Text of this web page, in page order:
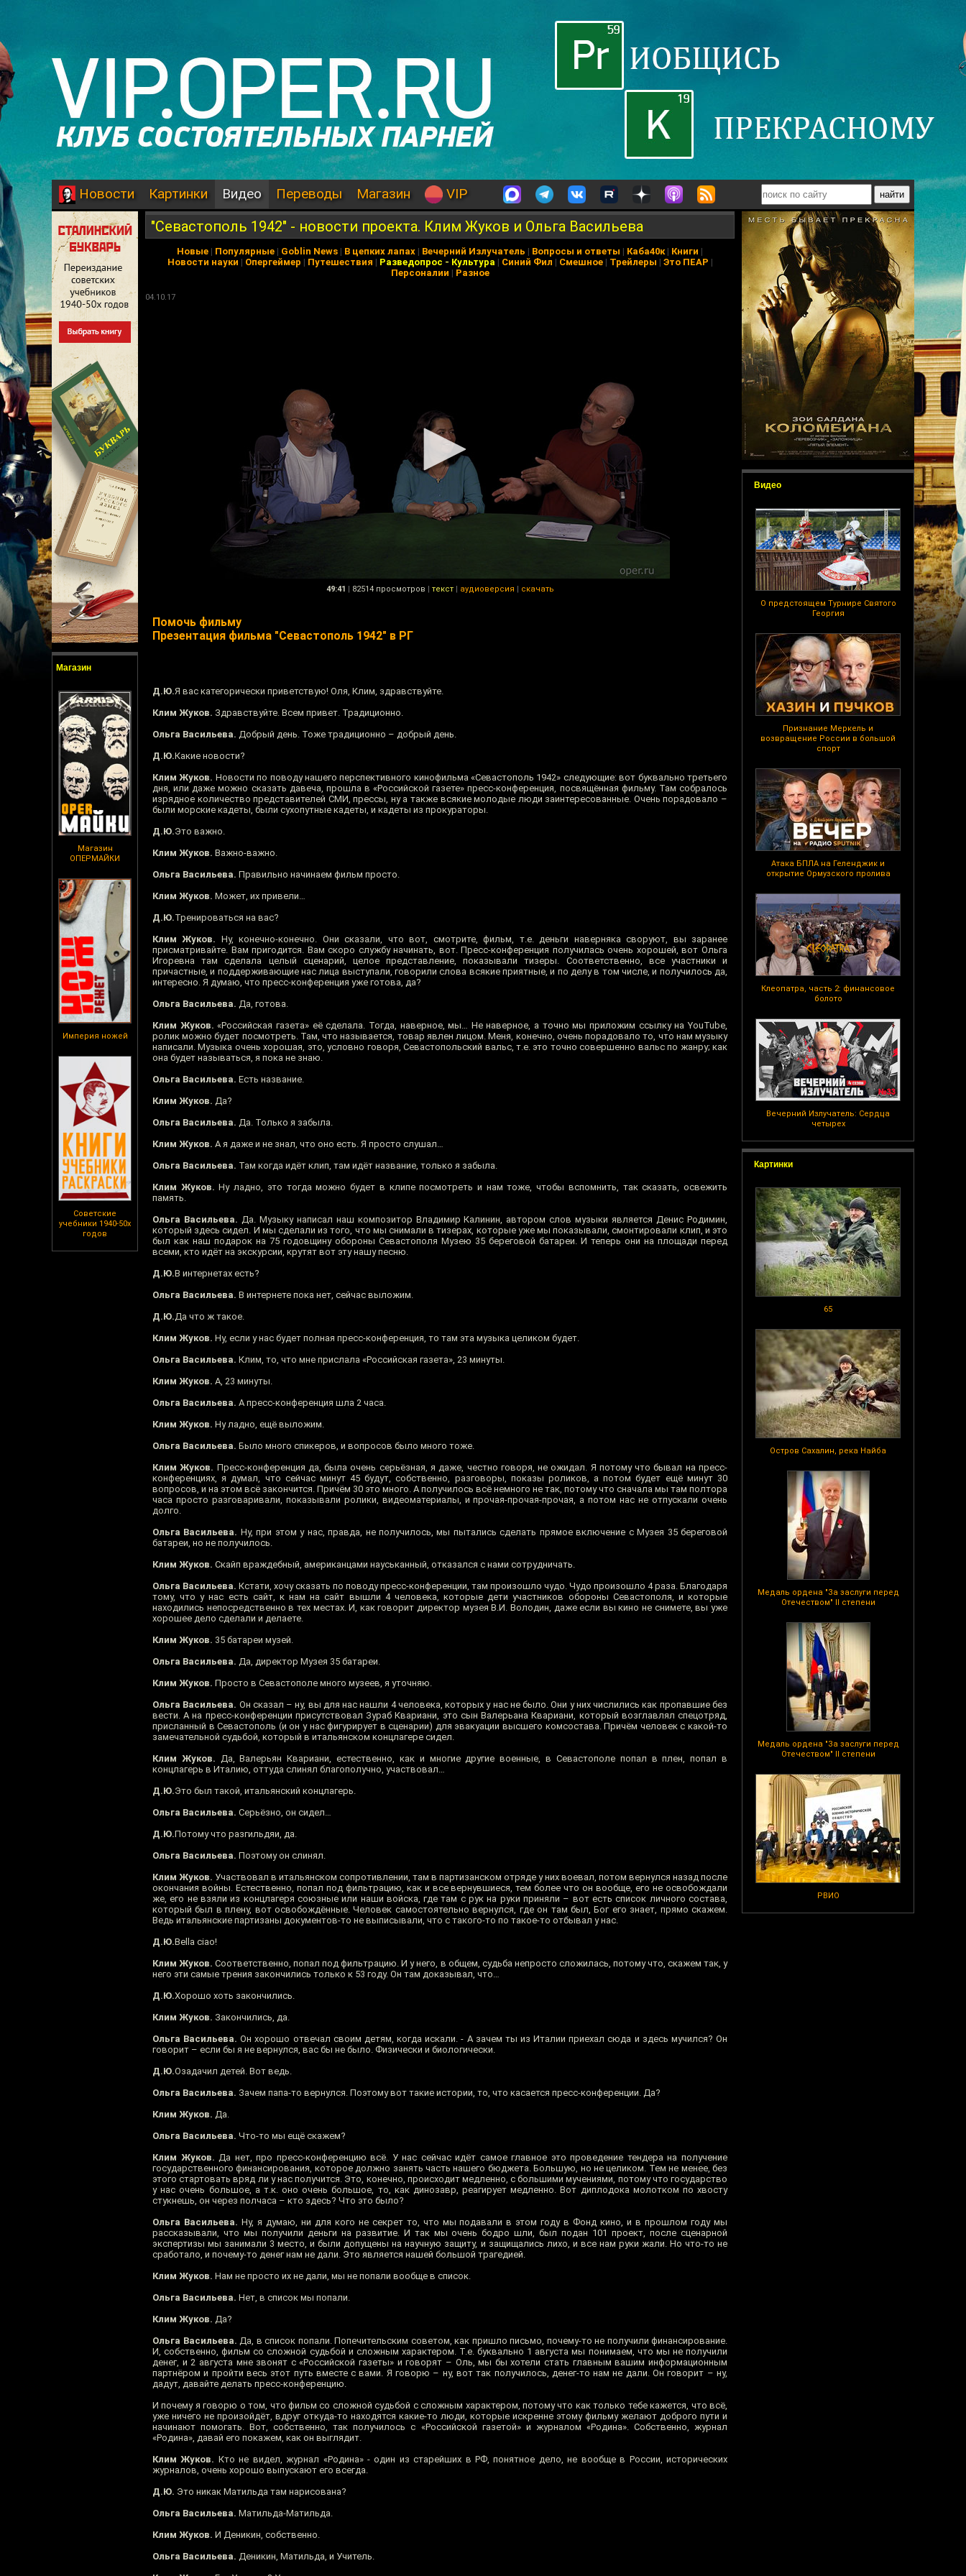
Новости Картинки Видео Переводы Магазин VIP
Магазин
Магазин
ОПЕРМАЙКИ
Империя ножей
Советские
учебники 1940-50х
годов
Видео
О предстоящем Турнире Святого
Георгия
Признание Меркель и
возвращение России в большой
спорт
Атака БПЛА на Геленджик и
открытие Ормузского пролива
Клеопатра, часть 2: финансовое
болото
Вечерний Излучатель: Сердца
четырех
Картинки
65
Остров Сахалин, река Найба
Медаль ордена "За заслуги перед
Отечеством" II степени
Медаль ордена "За заслуги перед
Отечеством" II степени
РВИО
"Севастополь 1942" - новости проекта. Клим Жуков и Ольга Васильева
Новые | Популярные | Goblin News | В цепких лапах | Вечерний Излучатель | Вопросы и ответы | Каба40к| Книги |
Новости науки | Опергеймер | Путешествия | Разведопрос - Культура | Синий Фил | Смешное| Трейлеры | Это ПЕАР |
Персоналии | Разное
04.10.17
49:41 | 82514 просмотров | текст | аудиоверсия | скачать
Помочь фильму
Презентация фильма "Севастополь 1942" в РГ
Д.Ю.Я вас категорически приветствую! Оля, Клим, здравствуйте.
Клим Жуков. Здравствуйте. Всем привет. Традиционно.
Ольга Васильева. Добрый день. Тоже традиционно – добрый день.
Д.Ю.Какие новости?
Клим Жуков. Новости по поводу нашего перспективного кинофильма «Севастополь 1942» следующие: вот буквально третьего
дня, или даже можно сказать давеча, прошла в «Российской газете» пресс-конференция, посвящённая фильму. Там собралось
изрядное количество представителей СМИ, прессы, ну а также всякие молодые люди заинтересованные. Очень порадовало –
были морские кадеты, были сухопутные кадеты, и кадеты из прокураторы.
Д.Ю.Это важно.
Клим Жуков. Важно-важно.
Ольга Васильева. Правильно начинаем фильм просто.
Клим Жуков. Может, их привели…
Д.Ю.Тренироваться на вас?
Клим Жуков. Ну, конечно-конечно. Они сказали, что вот, смотрите, фильм, т.е. деньги наверняка своруют, вы заранее
присматривайте. Вам пригодится. Вам скоро службу начинать, вот. Пресс-конференция получилась очень хорошей, вот Ольга
Игоревна там сделала целый сценарий, целое представление, показывали тизеры. Соответственно, все участники и
причастные, и поддерживающие нас лица выступали, говорили слова всякие приятные, и по делу в том числе, и получилось да,
интересно. Я думаю, что пресс-конференция уже готова, да?
Ольга Васильева. Да, готова.
Клим Жуков. «Российская газета» её сделала. Тогда, наверное, мы… Не наверное, а точно мы приложим ссылку на YouTube,
ролик можно будет посмотреть. Там, что называется, товар явлен лицом. Меня, конечно, очень порадовало то, что нам музыку
написали. Музыка очень хорошая, это, условно говоря, Севастопольский вальс, т.е. это точно совершенно вальс по жанру; как
она будет называться, я пока не знаю.
Ольга Васильева. Есть название.
Клим Жуков. Да?
Ольга Васильева. Да. Только я забыла.
Клим Жуков. А я даже и не знал, что оно есть. Я просто слушал…
Ольга Васильева. Там когда идёт клип, там идёт название, только я забыла.
Клим Жуков. Ну ладно, это тогда можно будет в клипе посмотреть и нам тоже, чтобы вспомнить, так сказать, освежить
память.
Ольга Васильева. Да. Музыку написал наш композитор Владимир Калинин, автором слов музыки является Денис Родимин,
который здесь сидел. И мы сделали из того, что мы снимали в тизерах, которые уже мы показывали, смонтировали клип, и это
был как наш подарок на 75 годовщину обороны Севастополя Музею 35 береговой батареи. И теперь они на площади перед
всеми, кто идёт на экскурсии, крутят вот эту нашу песню.
Д.Ю.В интернетах есть?
Ольга Васильева. В интернете пока нет, сейчас выложим.
Д.Ю.Да что ж такое.
Клим Жуков. Ну, если у нас будет полная пресс-конференция, то там эта музыка целиком будет.
Ольга Васильева. Клим, то, что мне прислала «Российская газета», 23 минуты.
Клим Жуков. А, 23 минуты.
Ольга Васильева. А пресс-конференция шла 2 часа.
Клим Жуков. Ну ладно, ещё выложим.
Ольга Васильева. Было много спикеров, и вопросов было много тоже.
Клим Жуков. Пресс-конференция да, была очень серьёзная, я даже, честно говоря, не ожидал. Я потому что бывал на пресс-
конференциях, я думал, что сейчас минут 45 будут, собственно, разговоры, показы роликов, а потом будет ещё минут 30
вопросов, и на этом всё закончится. Причём 30 это много. А получилось всё немного не так, потому что сначала мы там полтора
часа просто разговаривали, показывали ролики, видеоматериалы, и прочая-прочая-прочая, а потом нас не отпускали очень
долго.
Ольга Васильева. Ну, при этом у нас, правда, не получилось, мы пытались сделать прямое включение с Музея 35 береговой
батареи, но не получилось.
Клим Жуков. Скайп враждебный, американцами науськанный, отказался с нами сотрудничать.
Ольга Васильева. Кстати, хочу сказать по поводу пресс-конференции, там произошло чудо. Чудо произошло 4 раза. Благодаря
тому, что у нас есть сайт, к нам на сайт вышли 4 человека, которые дети участников обороны Севастополя, и которые
находились непосредственно в тех местах. И, как говорит директор музея В.И. Володин, даже если вы кино не снимете, вы уже
хорошее дело сделали и делаете.
Клим Жуков. 35 батареи музей.
Ольга Васильева. Да, директор Музея 35 батареи.
Клим Жуков. Просто в Севастополе много музеев, я уточняю.
Ольга Васильева. Он сказал – ну, вы для нас нашли 4 человека, которых у нас не было. Они у них числились как пропавшие без
вести. А на пресс-конференции присутствовал Зураб Квариани, это сын Валерьана Квариани, который возглавлял спецотряд,
присланный в Севастополь (и он у нас фигурирует в сценарии) для эвакуации высшего комсостава. Причём человек с какой-то
замечательной судьбой, который в итальянском концлагере сидел.
Клим Жуков. Да, Валерьян Квариани, естественно, как и многие другие военные, в Севастополе попал в плен, попал в
концлагерь в Италию, оттуда слинял благополучно, участвовал…
Д.Ю.Это был такой, итальянский концлагерь.
Ольга Васильева. Серьёзно, он сидел…
Д.Ю.Потому что разгильдяи, да.
Ольга Васильева. Поэтому он слинял.
Клим Жуков. Участвовал в итальянском сопротивлении, там в партизанском отряде у них воевал, потом вернулся назад после
окончания войны. Естественно, попал под фильтрацию, как и все вернувшиеся, тем более что он вообще, его не освобождали
же, его не взяли из концлагеря союзные или наши войска, где там с рук на руки приняли – вот есть список личного состава,
который был в плену, вот освобождённые. Человек самостоятельно вернулся, где он там был, Бог его знает, прямо скажем.
Ведь итальянские партизаны документов-то не выписывали, что с такого-то по такое-то отбывал у нас.
Д.Ю.Bella ciao!
Клим Жуков. Соответственно, попал под фильтрацию. И у него, в общем, судьба непросто сложилась, потому что, скажем так, у
него эти самые трения закончились только к 53 году. Он там доказывал, что…
Д.Ю.Хорошо хоть закончились.
Клим Жуков. Закончились, да.
Ольга Васильева. Он хорошо отвечал своим детям, когда искали. - А зачем ты из Италии приехал сюда и здесь мучился? Он
говорит – если бы я не вернулся, вас бы не было. Физически и биологически.
Д.Ю.Озадачил детей. Вот ведь.
Ольга Васильева. Зачем папа-то вернулся. Поэтому вот такие истории, то, что касается пресс-конференции. Да?
Клим Жуков. Да.
Ольга Васильева. Что-то мы ещё скажем?
Клим Жуков. Да нет, про пресс-конференцию всё. У нас сейчас идёт самое главное это проведение тендера на получение
государственного финансирования, которое должно занять часть нашего бюджета. Большую, но не целиком. Тем не менее, без
этого стартовать вряд ли у нас получится. Это, конечно, происходит медленно, с большими мучениями, потому что государство
у нас очень большое, а т.к. оно очень большое, то, как динозавр, реагирует медленно. Вот диплодока молотком по хвосту
стукнешь, он через полчаса – кто здесь? Что это было?
Ольга Васильева. Ну, я думаю, ни для кого не секрет то, что мы подавали в этом году в Фонд кино, и в прошлом году мы
рассказывали, что мы получили деньги на развитие. И так мы очень бодро шли, был подан 101 проект, после сценарной
экспертизы мы занимали 3 место, и были допущены на научную защиту, и защищались лихо, и все нам руки жали. Но что-то не
сработало, и почему-то денег нам не дали. Это является нашей большой трагедией.
Клим Жуков. Нам не просто их не дали, мы не попали вообще в список.
Ольга Васильева. Нет, в список мы попали.
Клим Жуков. Да?
Ольга Васильева. Да, в список попали. Попечительским советом, как пришло письмо, почему-то не получили финансирование.
И, собственно, фильм со сложной судьбой и сложным характером. Т.е. буквально 1 августа мы понимаем, что мы не получили
денег, и 2 августа мне звонят с «Российской газеты» и говорят – Оль, мы бы хотели стать главным вашим информационным
партнёром и пройти весь этот путь вместе с вами. Я говорю – ну, вот так получилось, денег-то нам не дали. Он говорит – ну,
дадут, давайте делать пресс-конференцию.
И почему я говорю о том, что фильм со сложной судьбой с сложным характером, потому что как только тебе кажется, что всё,
уже ничего не произойдёт, вдруг откуда-то находятся какие-то люди, которые искренне этому фильму желают доброго пути и
начинают помогать. Вот, собственно, так получилось с «Российской газетой» и журналом «Родина». Собственно, журнал
«Родина», давай его покажем, как он выглядит.
Клим Жуков. Кто не видел, журнал «Родина» - один из старейших в РФ, понятное дело, не вообще в России, исторических
журналов, очень хорошо выпускают его всегда.
Д.Ю. Это никак Матильда там нарисована?
Ольга Васильева. Матильда-Матильда.
Клим Жуков. И Деникин, собственно.
Ольга Васильева. Деникин, Матильда, и Учитель.